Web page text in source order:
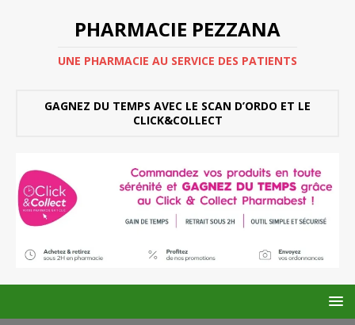
PHARMACIE PEZZANA
UNE PHARMACIE AU SERVICE DES PATIENTS
GAGNEZ DU TEMPS AVEC LE SCAN D’ORDO ET LE
CLICK&COLLECT